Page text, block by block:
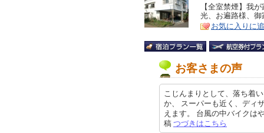
リ
ア
特
徴
【全室禁煙】我
光、お遍路様、
お気に入りに
お客さまの声
こじんまりとして、落ち
か、 スーパーも近く、ディ
えます。 台風の中バイクは
稿 つづきはこちら